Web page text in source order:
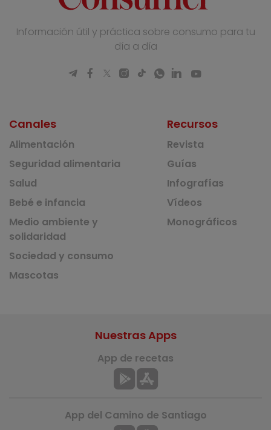
Información útil y práctica sobre consumo para tu
día a día
Canales
Alimentación
Seguridad alimentaria
Salud
Bebé e infancia
Medio ambiente y
solidaridad
Sociedad y consumo
Mascotas
Recursos
Revista
Guías
Infografías
Vídeos
Monográficos
Nuestras Apps
App de recetas
App del Camino de Santiago